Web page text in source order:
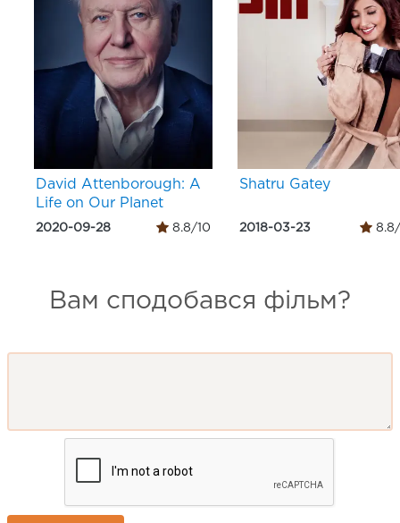
David Attenborough: A
Life on Our Planet
2020-09-28 8.8/10
Shatru Gatey
2018-03-23 8.8/
Вам сподобався фільм?